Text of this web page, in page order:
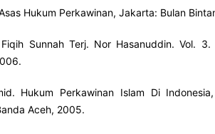
Hukum Perkawinan, Jakarta: Bulan
Sunnah Terj. Nor Hasanuddin. Vol. 3.
Hukum Perkawinan Islam Di
Aceh, 2005.